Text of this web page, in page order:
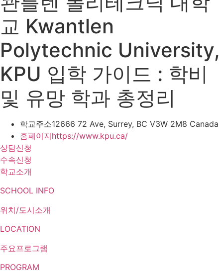
교 Kwantlen
Polytechnic University,
KPU 입학 가이드 : 학비
및 유망 학과 총정리
학교주소12666 72 Ave, Surrey, BC V3W 2M8 Canada
홈페이지https://www.kpu.ca/
상담신청
수속신청
학교소개
SCHOOL INFO
위치/도시소개
LOCATION
주요프로그램
PROGRAM